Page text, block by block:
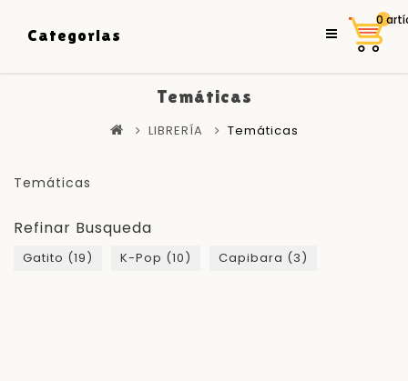
0
Categorias
Temáticas
LIBRERÍA Temáticas
Temáticas
Refinar Busqueda
Gatito (19) K-Pop (10) Capibara (3)